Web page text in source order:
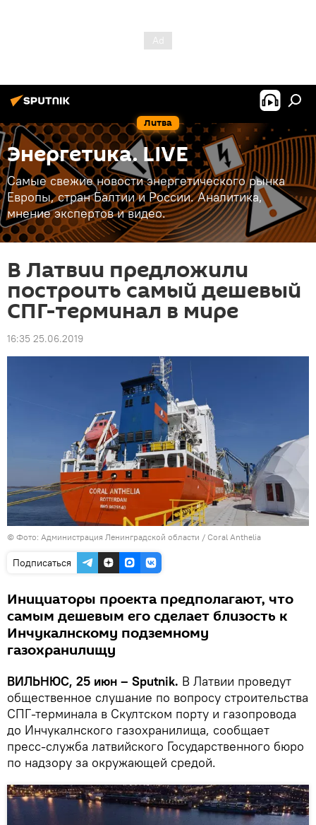
Литва
Энергетика. LIVE
Самые свежие новости энергетического рынка
Европы, стран Балтии и России. Аналитика,
мнение экспертов и видео.
В Латвии предложили
построить самый дешевый
СПГ-терминал в мире
16:35 25.06.2019
© Фото: Администрация Ленинградской области / Coral Anthelia
Подписаться
Инициаторы проекта предполагают, что
самым дешевым его сделает близость к
Инчукалнскому подземному
газохранилищу
ВИЛЬНЮС, 25 июн – Sputnik. В Латвии проведут
общественное слушание по вопросу строительства
СПГ-терминала в Скултском порту и газопровода
до Инчукалнского газохранилища, сообщает
пресс-служба латвийского Государственного бюро
по надзору за окружающей средой.